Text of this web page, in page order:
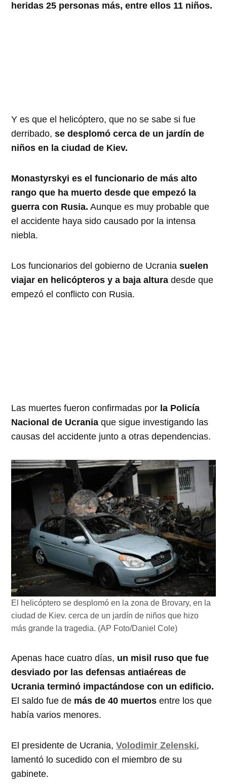
heridas 25 personas más, entre ellos 11 niños.
Y es que el helicóptero, que no se sabe si fue
derribado,se desplomó cerca de un jardín de
niños en la ciudad de Kiev.
Monastyrskyi es el funcionario de más alto
rango que ha muerto desde que empezó la
guerra con Rusia. Aunque es muy probable que
el accidente haya sido causado por la intensa
niebla.
Los funcionarios del gobierno de Ucraniasuelen
viajar en helicópteros y a baja altura desde que
empezó el conflicto con Rusia.
Las muertes fueron confirmadas por la Policía
Nacional de Ucrania que sigue investigando las
causas del accidente junto a otras dependencias.
El helicóptero se desplomó en la zona de Brovary, en la
ciudad de Kiev. cerca de un jardín de niños que hizo
más grande la tragedia. (AP Foto/Daniel Cole)
Apenas hace cuatro días, un misil ruso que fue
desviado por las defensas antiaéreas de
Ucrania terminó impactándose con un edificio.
El saldo fue de más de 40 muertos entre los que
había varios menores.
El presidente de Ucrania,Volodimir Zelenski,
lamentó lo sucedido con el miembro de su
gabinete.